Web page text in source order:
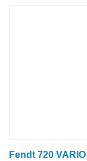
Fendt 720